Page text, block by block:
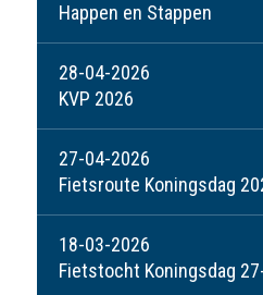
Happen en Stappen
28-04-2026
KVP 2026
27-04-2026
Fietsroute Koningsdag
18-03-2026
Fietstocht Koningsdag